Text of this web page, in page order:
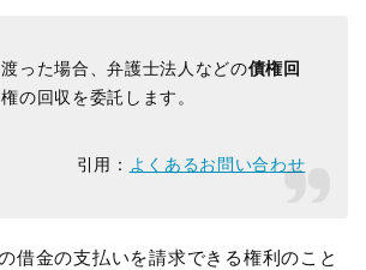
った場合、弁護士法人などの債権回
の回収を委託します。
引用： よくあるお問い合わせ
借金の支払いを請求できる権利のこと